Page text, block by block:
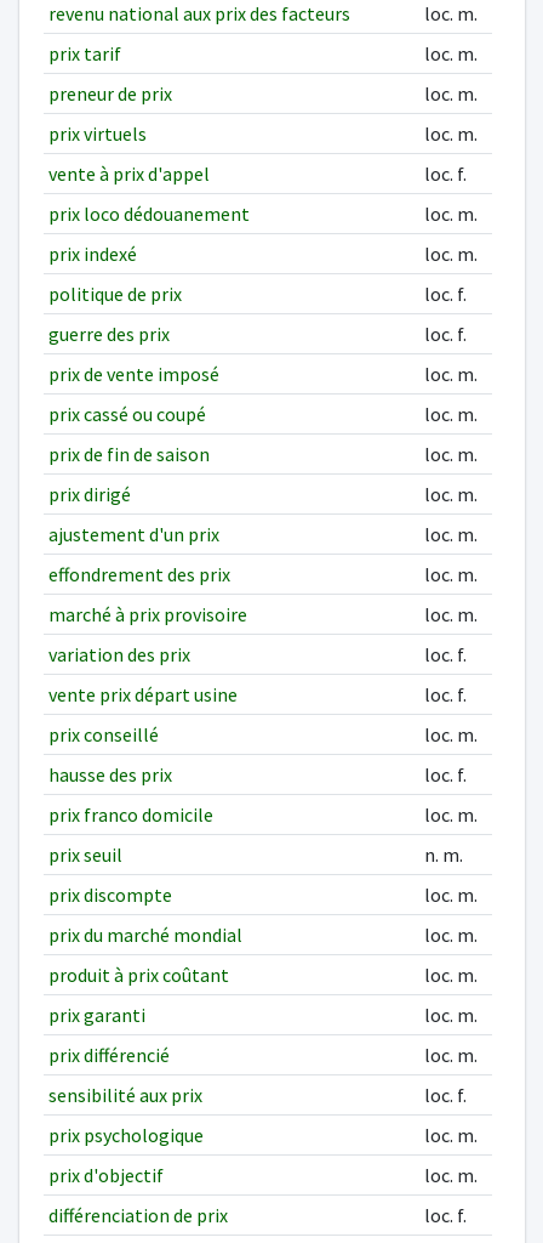
revenu national aux prix des facteurs
loc. m.
prix tarif
loc. m.
preneur de prix
loc. m.
prix virtuels
loc. m.
vente à prix d'appel
loc. f.
prix loco dédouanement
loc. m.
prix indexé
loc. m.
politique de prix
loc. f.
guerre des prix
loc. f.
prix de vente imposé
loc. m.
prix cassé ou coupé
loc. m.
prix de fin de saison
loc. m.
prix dirigé
loc. m.
ajustement d'un prix
loc. m.
effondrement des prix
loc. m.
marché à prix provisoire
loc. m.
variation des prix
loc. f.
vente prix départ usine
loc. f.
prix conseillé
loc. m.
hausse des prix
loc. f.
prix franco domicile
loc. m.
prix seuil
n. m.
prix discompte
loc. m.
prix du marché mondial
loc. m.
produit à prix coûtant
loc. m.
prix garanti
loc. m.
prix différencié
loc. m.
sensibilité aux prix
loc. f.
prix psychologique
loc. m.
prix d'objectif
loc. m.
différenciation de prix
loc. f.